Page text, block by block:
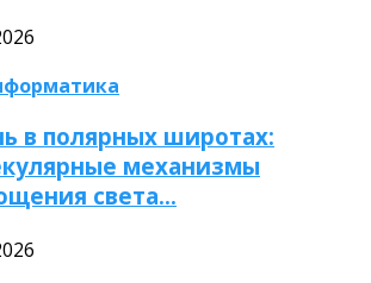
в полярных широтах:
механизмы
света…